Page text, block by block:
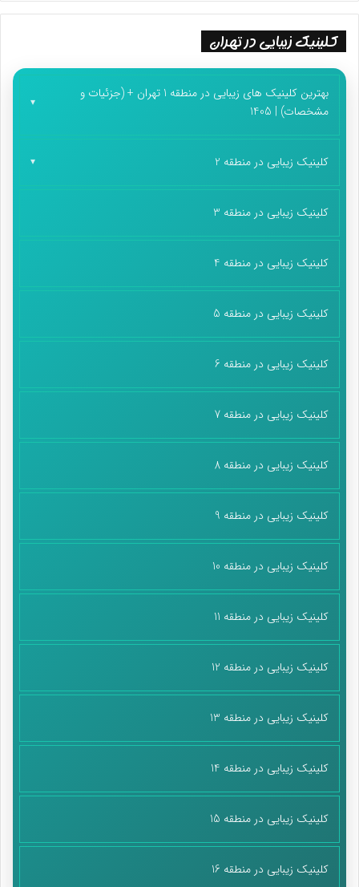
کلینیک زیبایی در تهران
بهترین کلینیک های زیبایی در منطقه 1 تهران + (جزئیات و
مشخصات) | 1405
کلینیک زیبایی در منطقه 2
کلینیک زیبایی در منطقه 3
کلینیک زیبایی در منطقه 4
کلینیک زیبایی در منطقه 5
کلینیک زیبایی در منطقه 6
کلینیک زیبایی در منطقه 7
کلینیک زیبایی در منطقه 8
کلینیک زیبایی در منطقه 9
کلینیک زیبایی در منطقه 10
کلینیک زیبایی در منطقه 11
کلینیک زیبایی در منطقه 12
کلینیک زیبایی در منطقه 13
کلینیک زیبایی در منطقه 14
کلینیک زیبایی در منطقه 15
کلینیک زیبایی در منطقه 16